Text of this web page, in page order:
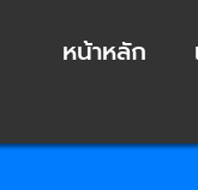
หน้าหลัก